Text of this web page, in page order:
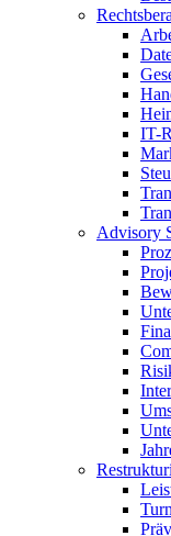
IT-
Advisory